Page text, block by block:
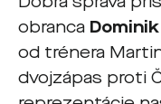
obranca
od trénera
dvojzápas proti